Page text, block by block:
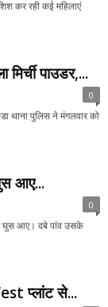
कर रही कई महिलाएं
पाउडर,...
0
थाना पुलिस ने मंगलवार को
आए...
0
घुस आए। दबे पांव उसके
प्लांट से...